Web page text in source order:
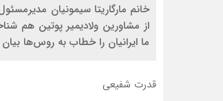
خانم مارگاریتا سیمونیان
از مشاورین ولادیمیر پوتین هم
ما ایرانیان را خطاب به روس‌ها
قدرت شفیعی